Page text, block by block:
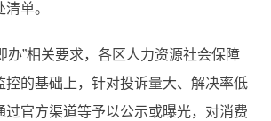
单。
办”相关要求，各区人力资源社会保障
控的基础上，针对投诉量大、解决率低
过官方渠道等予以公示或曝光，对消费